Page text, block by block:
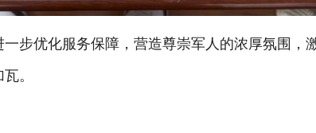
步优化服务保障，营造尊崇军人的浓厚氛围，
。